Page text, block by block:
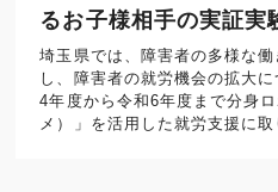
るお子様相手の実証実
埼玉県では、障害者の多様な
し、障害者の就労機会の拡大
4年度から令和6年度まで分身
メ）」を活用した就労支援に